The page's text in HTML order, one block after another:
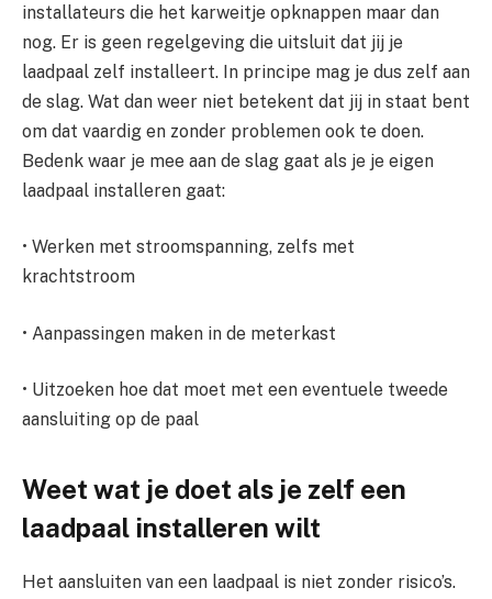
installateurs die het karweitje opknappen maar dan
nog. Er is geen regelgeving die uitsluit dat jij je
laadpaal zelf installeert. In principe mag je dus zelf aan
de slag. Wat dan weer niet betekent dat jij in staat bent
om dat vaardig en zonder problemen ook te doen.
Bedenk waar je mee aan de slag gaat als je je eigen
laadpaal installeren gaat:
• Werken met stroomspanning, zelfs met
krachtstroom
• Aanpassingen maken in de meterkast
• Uitzoeken hoe dat moet met een eventuele tweede
aansluiting op de paal
Weet wat je doet als je zelf een
laadpaal installeren wilt
Het aansluiten van een laadpaal is niet zonder risico’s.